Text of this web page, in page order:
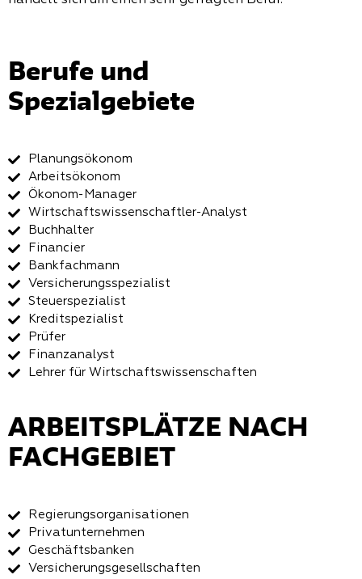
Berufe und
Spezialgebiete
Planungsökonom
Arbeitsökonom
Ökonom-Manager
Wirtschaftswissenschaftler-Analyst
Buchhalter
Financier
Bankfachmann
Versicherungsspezialist
Steuerspezialist
Kreditspezialist
Prüfer
Finanzanalyst
Lehrer für Wirtschaftswissenschaften
ARBEITSPLÄTZE NACH
FACHGEBIET
Regierungsorganisationen
Privatunternehmen
Geschäftsbanken
Versicherungsgesellschaften